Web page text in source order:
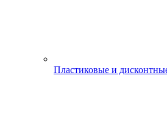
Пластиковые и